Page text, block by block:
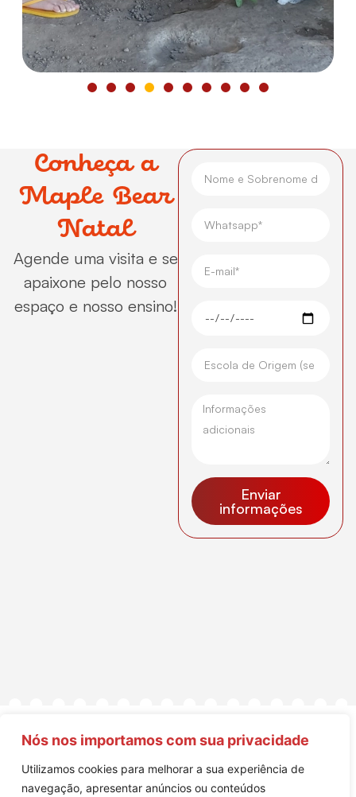
Nós nos importamos com sua privacidade
Utilizamos cookies para melhorar a sua experiência de
navegação, apresentar anúncios ou conteúdos
Conheça a
Maple Bear
Natal
Agende uma visita e se
apaixone pelo nosso
espaço e nosso ensino!
Enviar
informações